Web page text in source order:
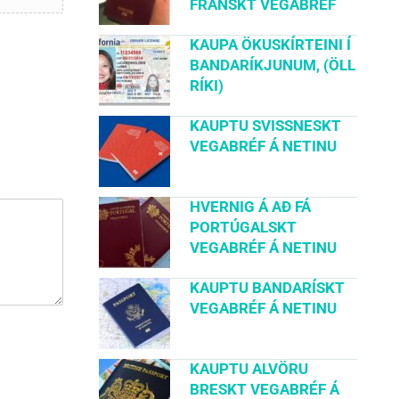
FRANSKT VEGABRÉF
KAUPA ÖKUSKÍRTEINI Í
BANDARÍKJUNUM, (ÖLL
RÍKI)
KAUPTU SVISSNESKT
VEGABRÉF Á NETINU
HVERNIG Á AÐ FÁ
PORTÚGALSKT
VEGABRÉF Á NETINU
KAUPTU BANDARÍSKT
VEGABRÉF Á NETINU
KAUPTU ALVÖRU
BRESKT VEGABRÉF Á